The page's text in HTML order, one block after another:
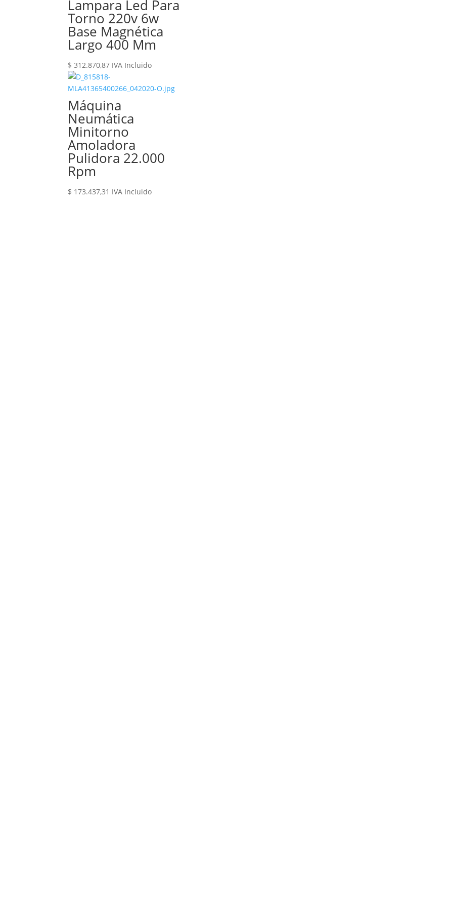
Lampara Led Para
Torno 220v 6w
Base Magnética
Largo 400 Mm
$ 312.870,87 IVA Incluido
Máquina
Neumática
Minitorno
Amoladora
Pulidora 22.000
Rpm
$ 173.437,31 IVA Incluido